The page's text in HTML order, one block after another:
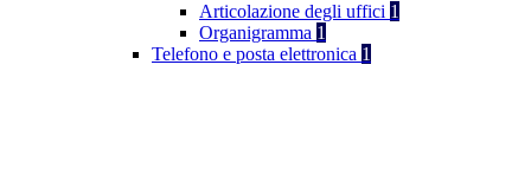
Articolazione degli uffici 1
Organigramma 1
Telefono e posta elettronica 1